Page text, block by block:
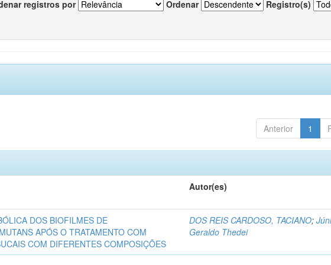
registros por Ordenar Registro(s)
Anterior 1
Autor(es)
DOS BIOFILMES DE
APÓS O TRATAMENTO COM
COM DIFERENTES COMPOSIÇÕES
DOS REIS CARDOSO, TACIANO;
Geraldo Thedei